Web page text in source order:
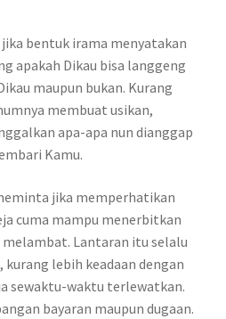
bentuk irama menyatakan
apakah Dikau bisa langgeng
maupun bukan. Kurang
membuat usikan,
apa-apa nun dianggap
Kamu.
jika memperhatikan
cuma mampu menerbitkan
Lantaran itu selalu
lebih keadaan dengan
sewaktu-waktu terlewatkan.
bayaran maupun dugaan.